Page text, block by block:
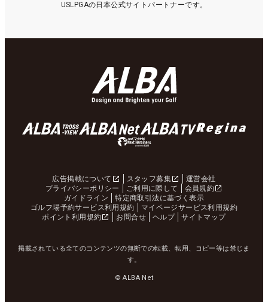
USLPGAの日本公式サイトパートナーです。
広告掲載について スタッフ募集
運営会社
プライバシーポリシー
ご利用に際して
会員規約
ガイドライン
特定商取引法に基づく表示
ゴルフ場予約サービス利用規約
マイページサービス利用規約
ポイント利用規約
お問合せ ヘルプ サイトマップ
掲載されている全てのコンテンツの無断での転載、転用、コピー等は禁じま
す。
© ALBA Net